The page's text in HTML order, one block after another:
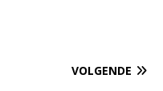
VOLGENDE